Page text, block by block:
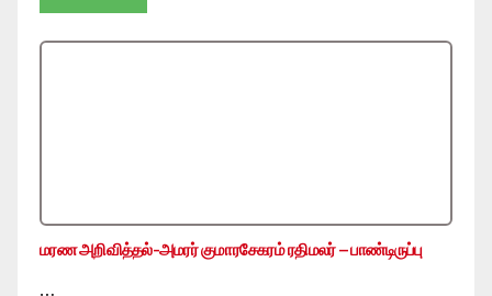
மரண அறிவித்தல்-அமரர் குமாரசேகரம் ரதிமலர் – பாண்டிருப்பு
…